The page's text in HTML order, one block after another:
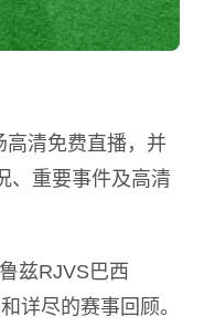
清免费直播，并
、重要事件及高清
兹RJVS巴西
详尽的赛事回顾。